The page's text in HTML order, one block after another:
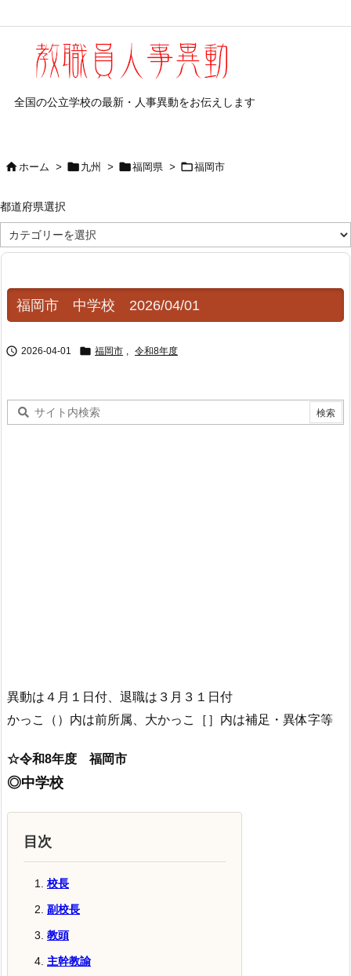
全国の公立学校の最新・人事異動をお伝えします
ホーム >  九州 > 福岡県 > 福岡市
都道府県選択
道
府
選
福岡市 中学校 2026/04/01
 2026-04-01  福岡市 , 令和8年度
異動は４月１日付、退職は３月３１日付
かっこ（）内は前所属、大かっこ［］内は補足・異体字等
☆令和8年度 福岡市
◎中学校
目次
校長
副校長
教頭
主幹教諭